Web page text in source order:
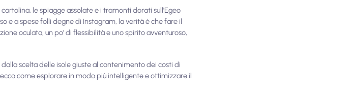
le spiagge assolate e i tramonti dorati sull'Egeo
e a spese folli degne di Instagram, la verità è che fare il
oculata, un po' di flessibilità e uno spirito avventuroso,
scelta delle isole giuste al contenimento dei costi di
come esplorare in modo più intelligente e ottimizzare il